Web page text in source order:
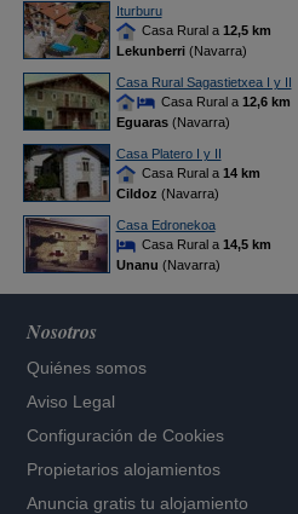
Iturburu
Casa Rural a 12,5 km
Lekunberri(Navarra)
Casa Rural Sagastietxea I y II
Casa Rural a 12,6 km
Eguaras(Navarra)
Casa Platero I y II
Casa Rural a 14 km
Cildoz (Navarra)
Casa Edronekoa
Casa Rural a 14,5 km
Unanu (Navarra)
Nosotros
Quiénes somos
Aviso Legal
Configuración de Cookies
Propietarios alojamientos
Anuncia gratis tu alojamiento